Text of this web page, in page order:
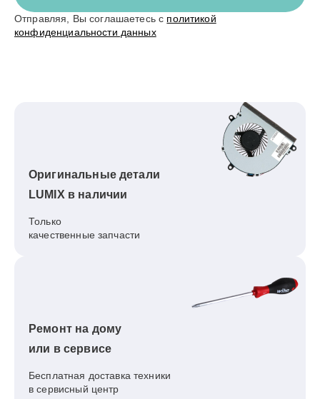
Отправляя, Вы соглашаетесь с политикой
конфиденциальности данных
Оригинальные детали
LUMIX в наличии
Только
качественные запчасти
Ремонт на дому
или в сервисе
Бесплатная доставка техники
в сервисный центр